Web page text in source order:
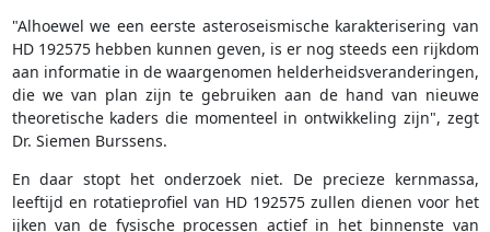
"Alhoewel we een eerste asteroseismische karakterisering van
HD 192575 hebben kunnen geven, is er nog steeds een rijkdom
aan informatie in de waargenomen helderheidsveranderingen,
die we van plan zijn te gebruiken aan de hand van nieuwe
theoretische kaders die momenteel in ontwikkeling zijn", zegt
Dr. Siemen Burssens.
En daar stopt het onderzoek niet. De precieze kernmassa,
leeftijd en rotatieprofiel van HD 192575 zullen dienen voor het
ijken van de fysische processen actief in het binnenste van